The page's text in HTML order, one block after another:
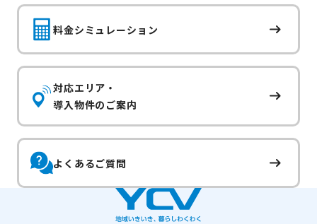
料金シミュレーション
対応エリア・
導入物件のご案内
よくあるご質問